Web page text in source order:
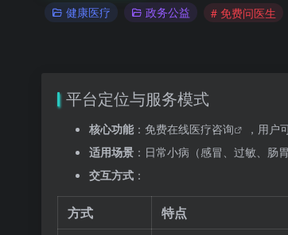
健康医疗 政务公益 # 免费问医生
平台定位与服务模式
核心功能：免费在线医疗咨询 ，用户
适用场景 ：日常小病（感冒、过敏、肠
交互方式 ：
方式 特点